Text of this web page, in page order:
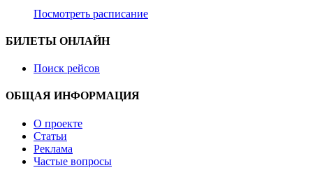
Посмотреть расписание
БИЛЕТЫ ОНЛАЙН
Поиск рейсов
ОБЩАЯ ИНФОРМАЦИЯ
О проекте
Статьи
Реклама
Частые вопросы